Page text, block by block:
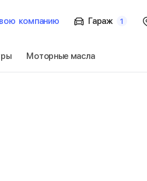
компанию Гараж 1
Моторные масла